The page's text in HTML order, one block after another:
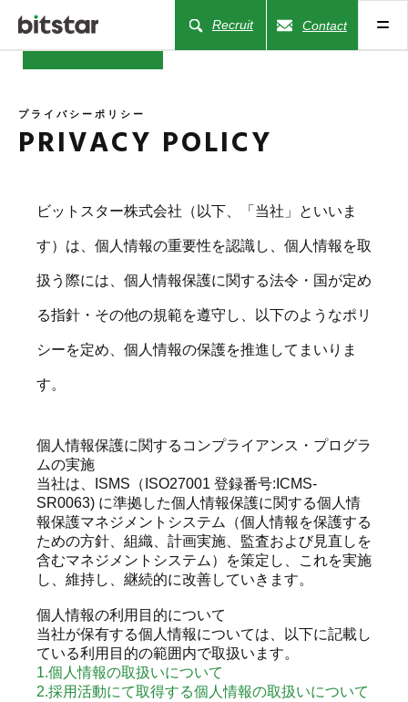
Recruit Contact
NEWS
COMPANY
BUSINESS
WORKS
ACTION
RECRUIT
STAFF BLOG
CONTACT US
サイトマップ
約款
情報セキュリティ
プライバシーポリシー
プライバシーポリシー
PRIVACY POLICY
ビットスター株式会社（以下、「当社」といいま
す）は、個⼈情報の重要性を認識し、個⼈情報を取
扱う際には、個⼈情報保護に関する法令・国が定め
る指針・その他の規範を遵守し、以下のようなポリ
シーを定め、個⼈情報の保護を推進してまいりま
す。
個⼈情報保護に関するコンプライアンス・プログラ
ムの実施
当社は、ISMS（ISO27001 登録番号:ICMS-
SR0063) に準拠した個⼈情報保護に関する個⼈情
報保護マネジメントシステム（個⼈情報を保護する
ための⽅針、組織、計画実施、監査および⾒直しを
含むマネジメントシステム）を策定し、これを実施
し、維持し、継続的に改善していきます。
個⼈情報の利⽤⽬的について
当社が保有する個⼈情報については、以下に記載し
ている利⽤⽬的の範囲内で取扱います。
1.個⼈情報の取扱いについて
2.採⽤活動にて取得する個⼈情報の取扱いについて